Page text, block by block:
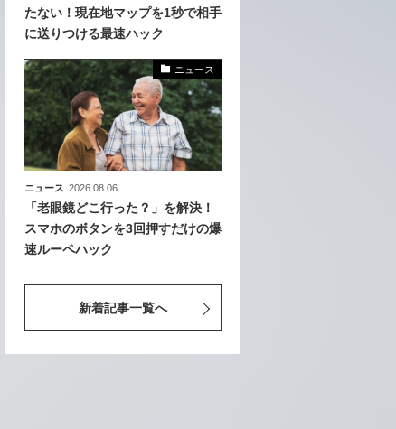
たない！現在地マップを1秒で相手
に送りつける最速ハック
ニュース
ニュース 2026.08.06
「老眼鏡どこ行った？」を解決！
スマホのボタンを3回押すだけの爆
速ルーペハック
新着記事一覧へ